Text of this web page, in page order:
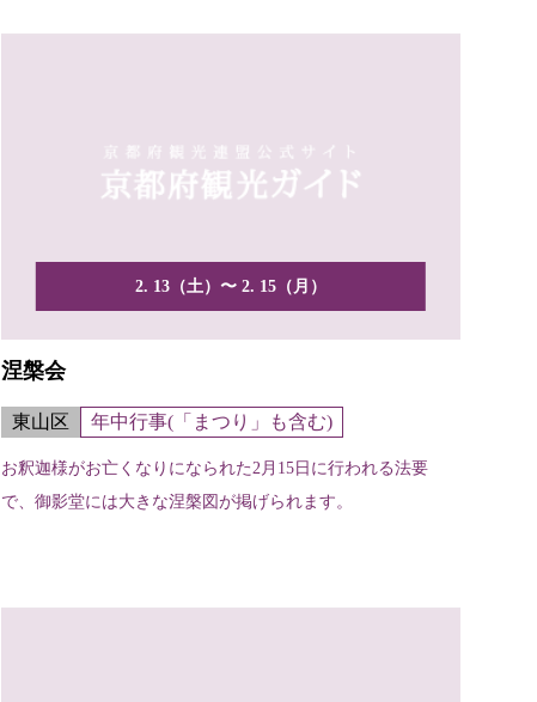
2. 13（土）〜 2. 15（月）
涅槃会
東山区 年中行事(「まつり」も含む)
お釈迦様がお亡くなりになられた2月15日に行われる法要
で、御影堂には大きな涅槃図が掲げられます。